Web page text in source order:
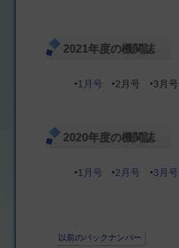
2021年度の機関誌
1月号 2月号 3月号
2020年度の機関誌
1月号 2月号 3月号
以前のバックナンバー